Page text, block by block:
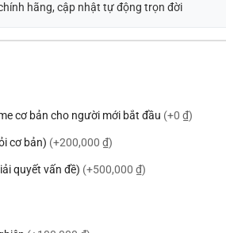
hãng, cập nhật tự động trọn đời
cơ bản cho người mới bắt đầu (+0 ₫)
cơ bản) (+200,000 ₫)
quyết vấn đề) (+500,000 ₫)